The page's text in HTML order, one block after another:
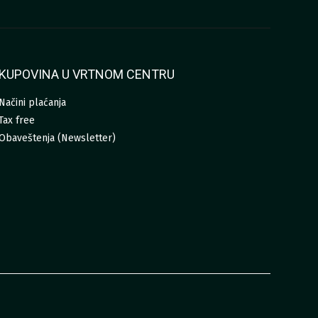
U VRTNOM CENTRU
plaćanja
free
(Newsletter)